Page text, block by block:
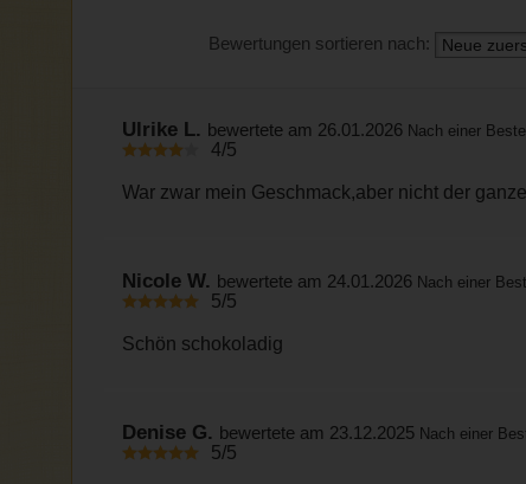
Bewertungen sortieren nach:
Ulrike L. bewertete am 26.01.2026 Nach einer
4/5
War zwar mein Geschmack,aber nicht der
Nicole W. bewertete am 24.01.2026 Nach einer
5/5
Schön schokoladig
Denise G. bewertete am 23.12.2025 Nach einer
5/5